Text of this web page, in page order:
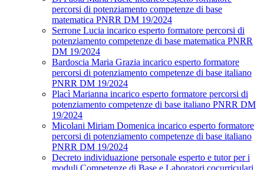
percorsi di potenziamento competenze di base
matematica PNRR DM 19/2024
Serrone Lucia incarico esperto formatore percorsi di
potenziamento competenze di base matematica PNRR
DM 19/2024
Bardoscia Maria Grazia incarico esperto formatore
percorsi di potenziamento competenze di base italiano
PNRR DM 19/2024
Placì Marianna incarico esperto formatore percorsi di
potenziamento competenze di base italiano PNRR DM
19/2024
Micolani Miriam Domenica incarico esperto formatore
percorsi di potenziamento competenze di base italiano
PNRR DM 19/2024
Decreto individuazione personale esperto e tutor per i